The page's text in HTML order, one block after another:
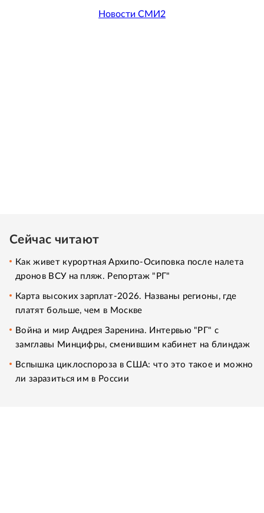
Новости СМИ2
Сейчас читают
Как живет курортная Архипо-Осиповка после налета
дронов ВСУ на пляж. Репортаж "РГ"
Карта высоких зарплат-2026. Названы регионы, где
платят больше, чем в Москве
Война и мир Андрея Заренина. Интервью "РГ" с
замглавы Минцифры, сменившим кабинет на блиндаж
Вспышка циклоспороза в США: что это такое и можно
ли заразиться им в России